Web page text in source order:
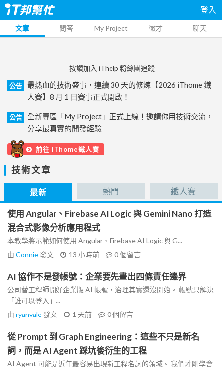
登入
文章 問答 My Project 徵才 聊天
按讚加入 iThelp 粉絲團追蹤
公告
最熱血的技術盛事，連續 30 天的修煉【2026 iThome 鐵
人賽】8 月 1 日賽事正式開啟！
公告
全新專區「My Project」正式上線！邀請你用技術交流，
分享最真實的開發經驗
前往 iThome鐵人賽
技術文章
最新 熱門 鐵人賽
使用 Angular、Firebase AI Logic 與 Gemini Nano 打造
混合式影像分析應用程式
本教學將示範如何使用 Angular、Firebase AI Logic 與 G...
由 Connie發文 13 小時前 0個留言
AI 協作不是發帳號：企業要先畫出四條責任邊界
公司替工程師開好企業版 AI 帳號，治理其實還沒開始。 帳號只解決
「誰可以登入」...
由 ryanvale發文 1 天前 0個留言
從 Prompt 到 Graph Engineering：這些不只是新名
詞，而是 AI Agent 踩坑後衍生的工程
AI Agent 可能是近年最容易出現新工程名詞的領域。 我們才剛學會